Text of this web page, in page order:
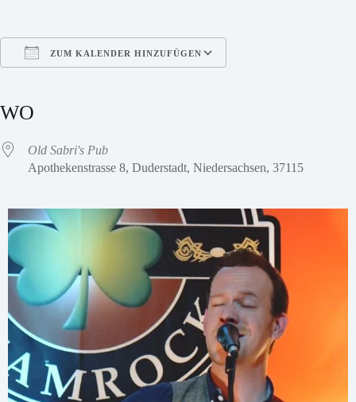
ZUM KALENDER HINZUFÜGEN
WO
Old Sabri's Pub
Apothekenstrasse 8, Duderstadt, Niedersachsen, 37115